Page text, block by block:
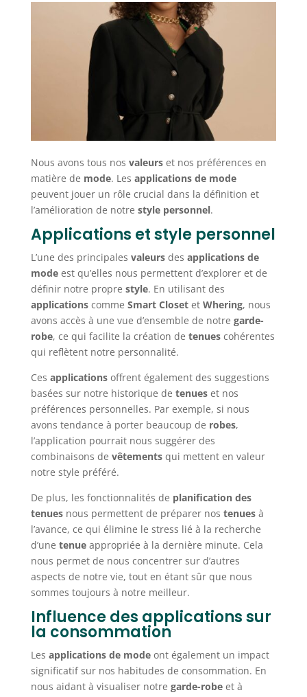
Nous avons tous nos valeurset nos préférences en
matière de mode. Les applications de mode
peuvent jouer un rôle crucial dans la définition et
l’amélioration de notre style personnel.
Applications et style personnel
L’une des principales valeursdes applications de
modeest qu’elles nous permettent d’explorer et de
définir notre propre style. En utilisant des
applicationscomme Smart Closetet Whering, nous
avons accès à une vue d’ensemble de notre garde-
robe, ce qui facilite la création de tenuescohérentes
qui reflètent notre personnalité.
Ces applicationsoffrent également des suggestions
basées sur notre historique de tenueset nos
préférences personnelles. Par exemple, si nous
avons tendance à porter beaucoup de robes,
l’application pourrait nous suggérer des
combinaisons de vêtementsqui mettent en valeur
notre style préféré.
De plus, les fonctionnalités de planification des
tenuesnous permettent de préparer nos tenuesà
l’avance, ce qui élimine le stress lié à la recherche
d’une tenueappropriée à la dernière minute. Cela
nous permet de nous concentrer sur d’autres
aspects de notre vie, tout en étant sûr que nous
sommes toujours à notre meilleur.
Influence des applications sur
la consommation
Les applications de modeont également un impact
significatif sur nos habitudes de consommation. En
nous aidant à visualiser notre garde-robeet à